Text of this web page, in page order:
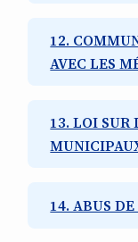
12.
AVEC LES
13. LOI SUR
14. ABUS